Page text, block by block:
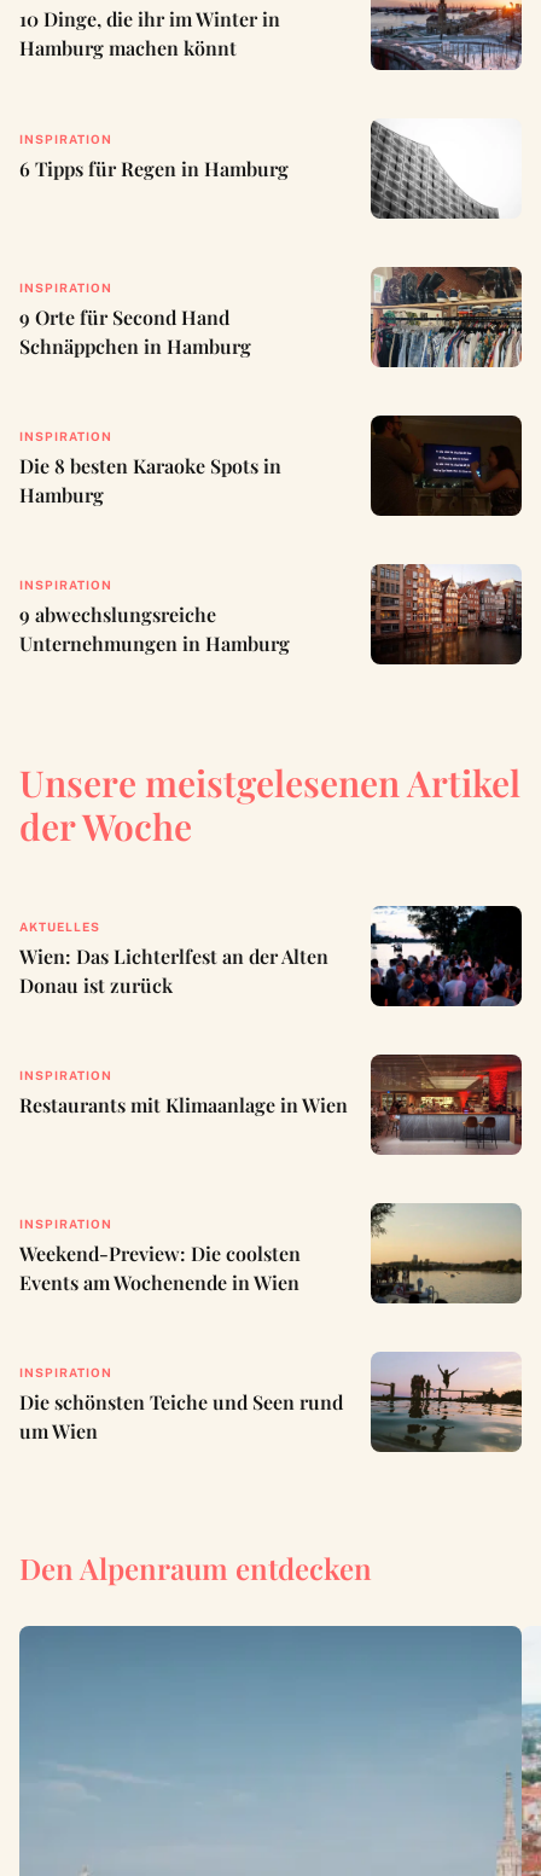
10 Dinge, die ihr im Winter in
Hamburg machen könnt
INSPIRATION
6 Tipps für Regen in Hamburg
INSPIRATION
9 Orte für Second Hand
Schnäppchen in Hamburg
INSPIRATION
Die 8 besten Karaoke Spots in
Hamburg
INSPIRATION
9 abwechslungsreiche
Unternehmungen in Hamburg
Unsere meistgelesenen Artikel
der Woche
AKTUELLES
Wien: Das Lichterlfest an der Alten
Donau ist zurück
INSPIRATION
Restaurants mit Klimaanlage in Wien
INSPIRATION
Weekend-Preview: Die coolsten
Events am Wochenende in Wien
INSPIRATION
Die schönsten Teiche und Seen rund
um Wien
Den Alpenraum entdecken